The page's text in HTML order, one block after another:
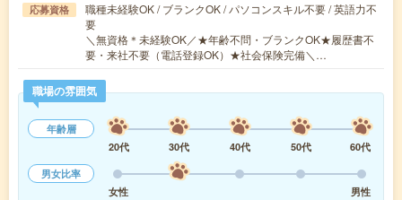
応募資格
職種未経験OK / ブランクOK / パソコンスキル不要 / 英語力不
要
＼無資格＊未経験OK／★年齢不問・ブランクOK★履歴書不
要・来社不要（電話登録OK）★社会保険完備＼…
職場の雰囲気
年齢層
20代
30代 40代 50代
60代
男女比率
女性
男性